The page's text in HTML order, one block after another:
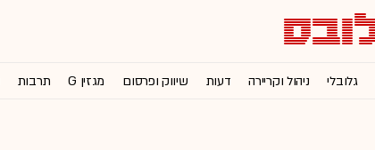
גלובלי ניהול וקריירה דעות שיווק ופרסום מגזין G תרבות